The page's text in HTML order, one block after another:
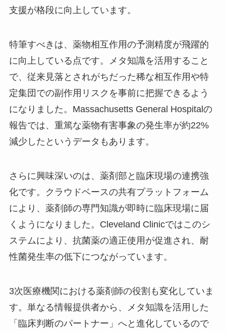
支援が格段に向上しています。
特筆すべきは、薬物相互作用の予測精度が飛躍的
に向上している点です。メタ知識を活用すること
で、従来見落とされがちだった稀な相互作用や特
定集団での副作用リスクを事前に把握できるよう
になりました。Massachusetts General Hospitalの
報告では、重篤な薬物有害事象の発生率が約22%
減少したというデータもあります。
さらに興味深いのは、薬剤部と臨床現場の連携強
化です。クラウドベースの共有プラットフォーム
により、薬剤師の専門知識が即時に臨床現場に届
くようになりました。Cleveland Clinicではこのシ
ステムにより、抗菌薬の適正使用が促進され、耐
性菌発生率の低下につながっています。
3次医療機関における薬剤師の役割も変化していま
す。単なる情報提供者から、メタ知識を活用した
「臨床判断のパートナー」へと進化しているので